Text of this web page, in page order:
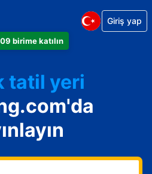
birime katılın
Giriş yap
tatil yeri
tesisinizi